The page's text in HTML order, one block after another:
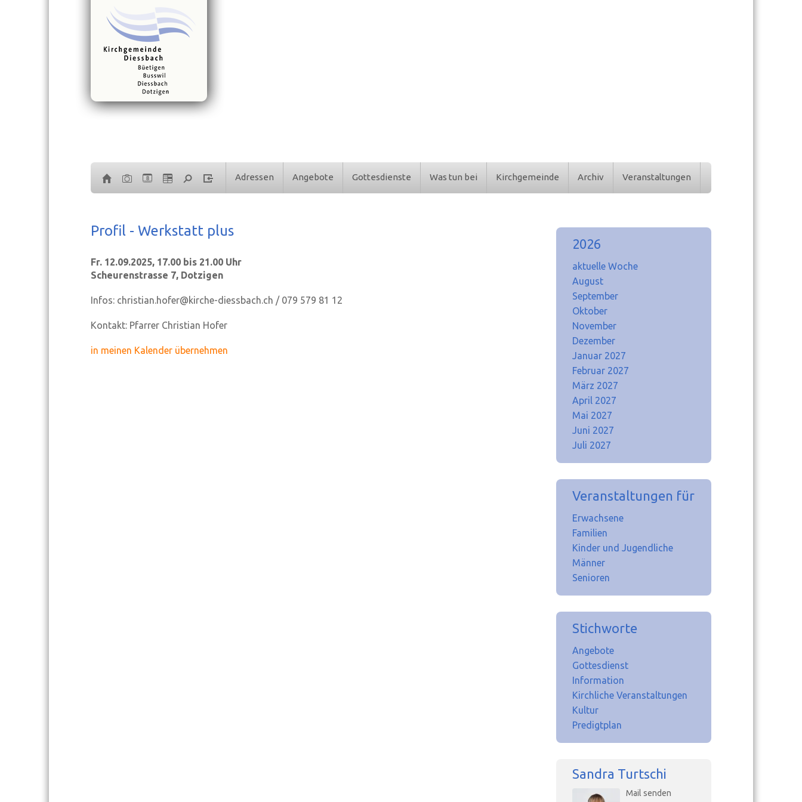
8 Adressen Angebote Gottesdienste Was tun bei Kirchgemeinde Archiv Veranstaltungen
2026
aktuelle Woche
August
September
Oktober
November
Dezember
Januar 2027
Februar 2027
März 2027
April 2027
Mai 2027
Juni 2027
Juli 2027
Veranstaltungen für
Erwachsene
Familien
Kinder und Jugendliche
Männer
Senioren
Stichworte
Angebote
Gottesdienst
Information
Kirchliche Veranstaltungen
Kultur
Predigtplan
Sandra Turtschi
Mail senden
Profil - Werkstatt plus
Fr. 12.09.2025, 17.00 bis 21.00 Uhr
Scheurenstrasse 7, Dotzigen
Infos: christian.hofer@kirche-diessbach.ch / 079 579 81 12
Kontakt: Pfarrer Christian Hofer
in meinen Kalender übernehmen